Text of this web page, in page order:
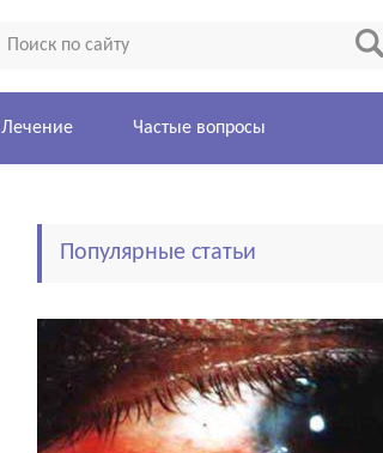
Лечение Частые вопросы
Популярные статьи